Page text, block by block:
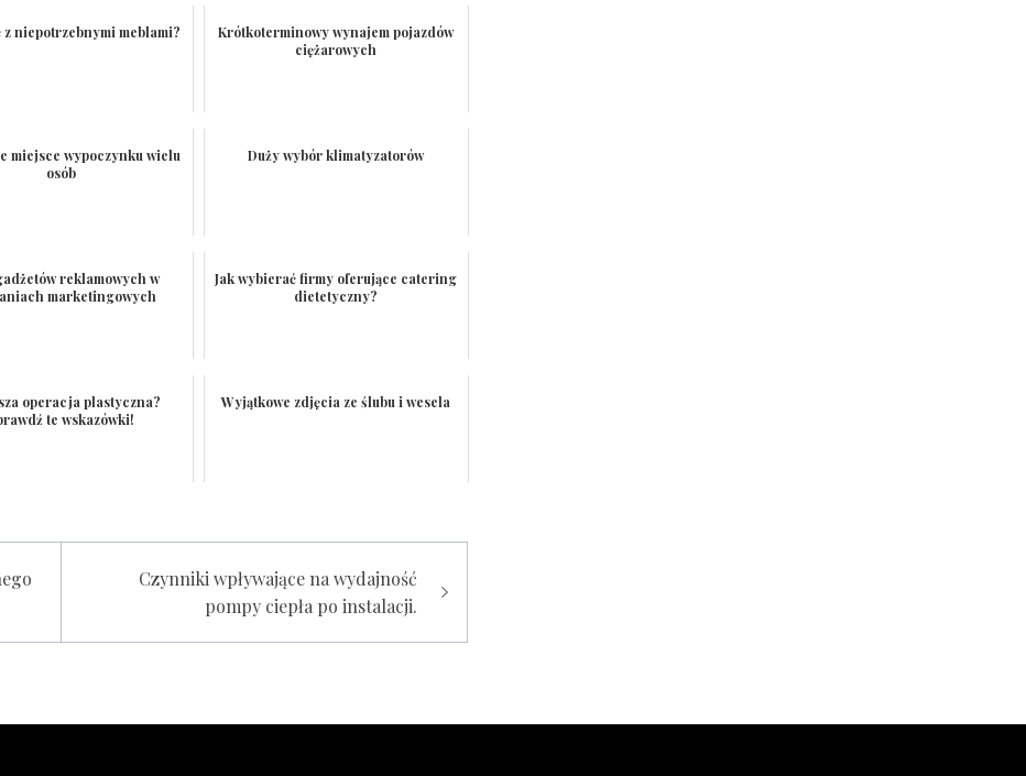
z niepotrzebnymi meblami?
Krótkoterminowy wynajem pojazdów
ciężarowych
miejsce wypoczynku wielu
osób
Duży wybór klimatyzatorów
reklamowych w
marketingowych
Jak wybierać firmy oferujące catering
dietetyczny?
operacja plastyczna?
te wskazówki!
Wyjątkowe zdjęcia ze ślubu i wesela
Czynniki wpływające na wydajność
pompy ciepła po instalacji.